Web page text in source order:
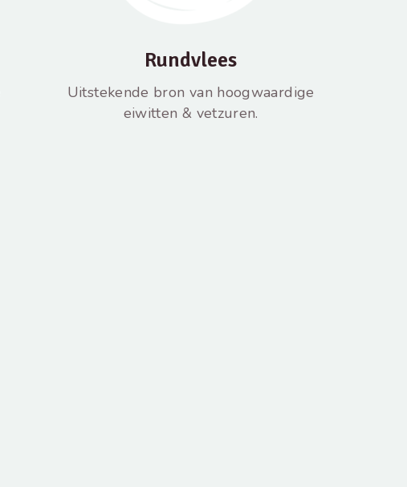
Rundvlees
Uitstekende bron van hoogwaardige
eiwitten & vetzuren.